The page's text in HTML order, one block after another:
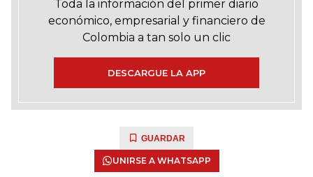
Toda la información del primer diario
económico, empresarial y financiero de
Colombia a tan solo un clic
DESCARGUE LA APP
GUARDAR
UNIRSE A WHATSAPP